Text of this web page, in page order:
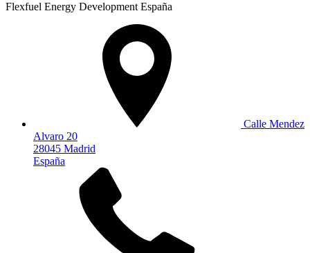
Flexfuel Energy Development España
Calle Mendez
Alvaro 20
28045 Madrid
España